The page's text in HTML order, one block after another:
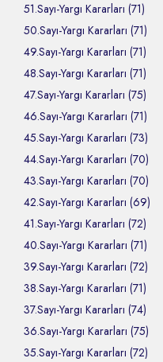
51.Sayı-Yargı Kararları (71)
50.Sayı-Yargı Kararları (71)
49.Sayı-Yargı Kararları (71)
48.Sayı-Yargı Kararları (71)
47.Sayı-Yargı Kararları (75)
46.Sayı-Yargı Kararları (71)
45.Sayı-Yargı Kararları (73)
44.Sayı-Yargı Kararları (70)
43.Sayı-Yargı Kararları (70)
42.Sayı-Yargı Kararları (69)
41.Sayı-Yargı Kararları (72)
40.Sayı-Yargı Kararları (71)
39.Sayı-Yargı Kararları (72)
38.Sayı-Yargı Kararları (71)
37.Sayı-Yargı Kararları (74)
36.Sayı-Yargı Kararları (75)
35.Sayı-Yargı Kararları (72)